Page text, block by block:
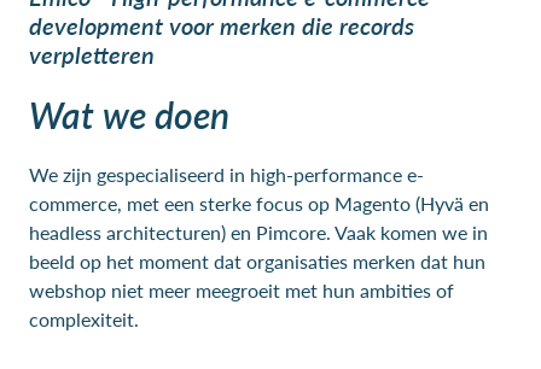
development voor merken die records
verpletteren
Wat we doen
We zijn gespecialiseerd in high-performance e-
commerce, met een sterke focus op Magento (Hyvä en
headless architecturen) en Pimcore. Vaak komen we in
beeld op het moment dat organisaties merken dat hun
webshop niet meer meegroeit met hun ambities of
complexiteit.